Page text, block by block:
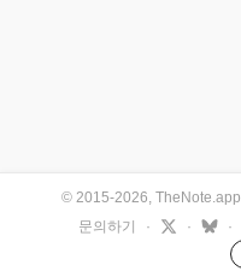
© 2015-2026, TheNote.app
문의하기
· · ·